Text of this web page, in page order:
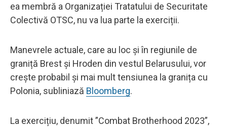
ea membră a Organizației Tratatului de Securitate
Colectivă OTSC, nu va lua parte la exerciții.
Manevrele actuale, care au loc și în regiunile de
graniță Brest și Hroden din vestul Belarusului, vor
crește probabil și mai mult tensiunea la granița cu
Polonia, subliniază Bloomberg.
La exercițiu, denumit ”Combat Brotherhood 2023”,